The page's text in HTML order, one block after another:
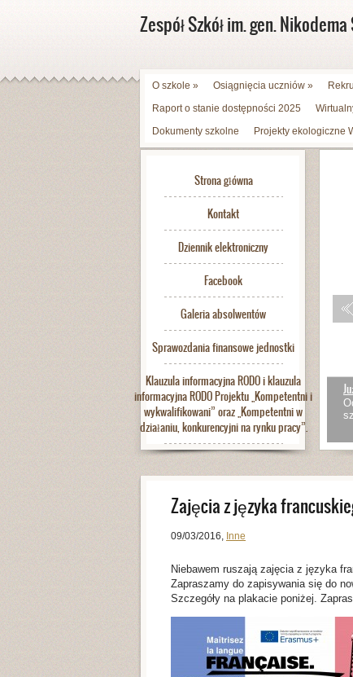
Zespół Szkół im. gen.
O szkole » Osiągnięcia uczniów »
Raport o stanie dostępności 2025
Dokumenty szkolne
Projekty ekologiczne
Strona główna
Kontakt
Dziennik elektroniczny
Facebook
Galeria absolwentów
Sprawozdania finansowe jednostki
Klauzula informacyjna RODO i klauzula
informacyjna RODO Projektu „Kompetentni i
wykwalifikowani” oraz „Kompetentni w
działaniu, konkurencyjni na rynku pracy”.
Zajęcia z języka
09/03/2016, Inne
Niebawem ruszają zajęcia z języka
Zapraszamy do zapisywania się do
Szczegóły na plakacie poniżej.